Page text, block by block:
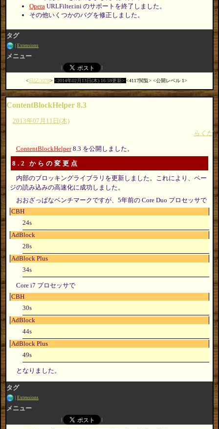
OperaURLFilter.ini のサポートを終了しました。
その他いくつかのバグを修正しました。
タグ
Extensions
メニュー
日記:3278 2014年02月13日(木) 16:59更新 4117閲覧 公開レベル 1
ContentBlockHelper 8.3
2013年07月11日(木)
らくだ
ContentBlockHelper8.3 を公開しました。
8.2 からの変更点
内部のブロッキングライブラリを更新しました。これにより、ペー
ジの読み込みの高速化に成功しました。
おおざっぱなベンチマークですが、5年前の Core Duo プロセッサで
CBH
24s
AdBlock
28s
AdBlock Plus
34s
Core i7 プロセッサで
CBH
30s
AdBlock
44s
AdBlock Plus
49s
となりました。
タグ
Extensions
メニュー